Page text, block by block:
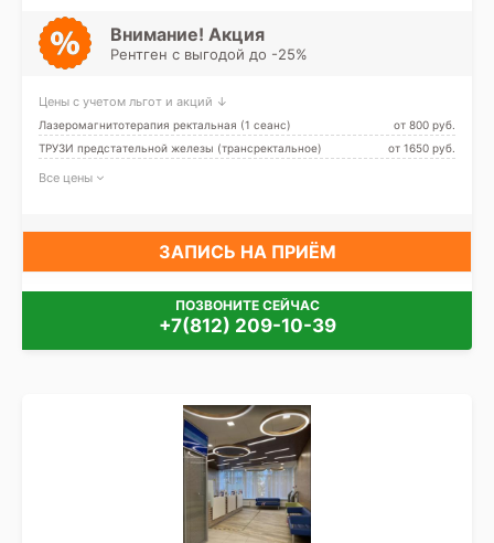
Внимание! Акция
Рентген с выгодой до -25%
Цены с учетом льгот и акций ↓
Лазеромагнитотерапия ректальная (1 сеанс)
от 800 pуб.
ТРУЗИ предстательной железы (трансректальное)
от 1650 pуб.
Все цены
ЗАПИСЬ НА ПРИЁМ
ПОЗВОНИТЕ СЕЙЧАС
+7(812) 209-10-39